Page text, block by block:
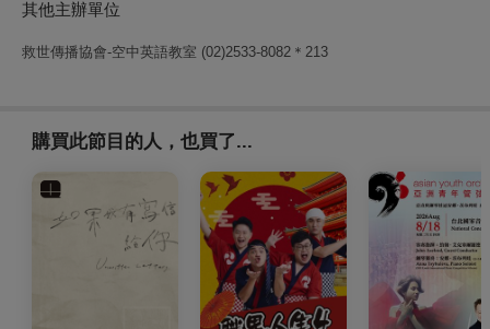
其他主辦單位
救世傳播協會-空中英語教室 (02)2533-8082＊213
購買此節目的人，也買了...